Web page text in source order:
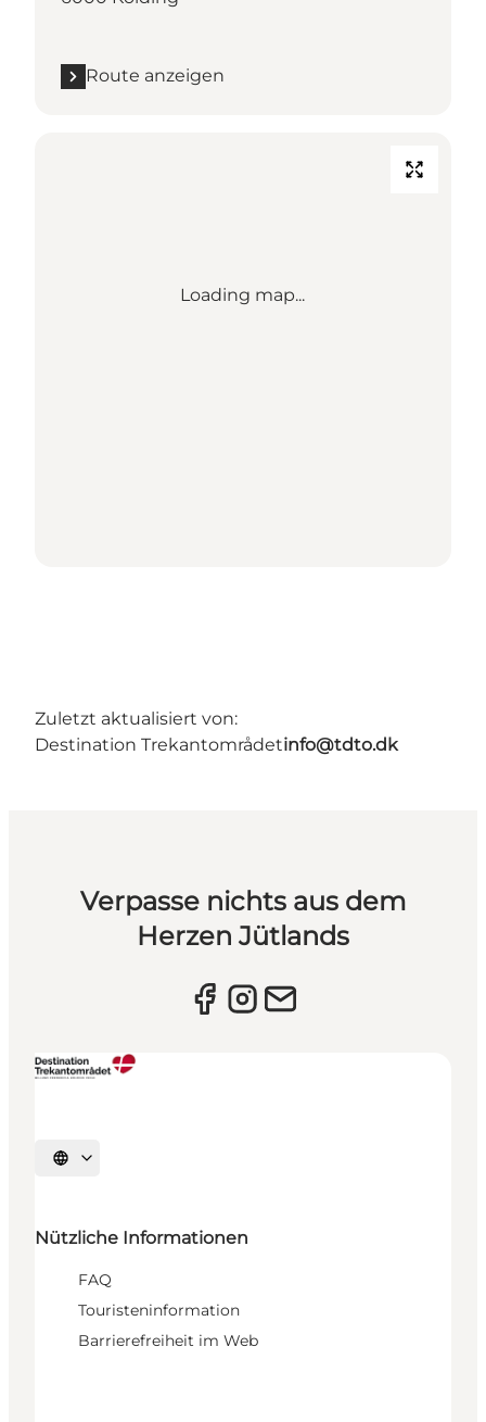
Route anzeigen
Loading map...
Zuletzt aktualisiert von:
Destination Trekantområdetinfo@tdto.dk
Verpasse nichts aus dem
Herzen Jütlands
Sprache auswählen
Nützliche Informationen
FAQ
Touristeninformation
Barrierefreiheit im Web